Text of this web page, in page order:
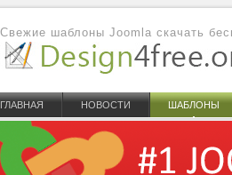
Свежие шаблоны Joomla скачать
ГЛАВНАЯ НОВОСТИ ШАБЛОНЫ